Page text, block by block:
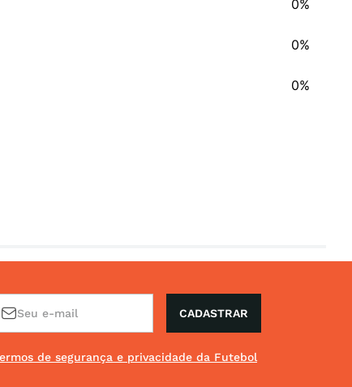
0%
0%
0%
CADASTRAR
de segurança e privacidade da Futebol